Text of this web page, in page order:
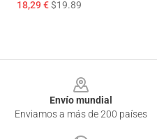
18,29 €$19.89
Envío mundial
Enviamos a más de 200 países